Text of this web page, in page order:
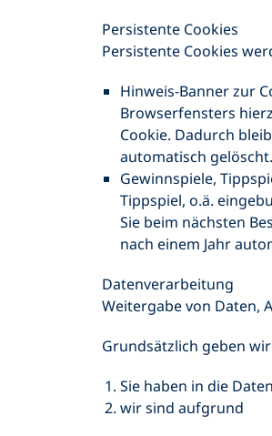
Persistente Cookies
Persistente Cookies
Hinweis-Banner zur
Browserfensters
Cookie. Dadurch
automatisch gelöscht.
Gewinnspiele,
Tippspiel, o.ä.
Sie beim nächsten
nach einem Jahr
Datenverarbeitung
Weitergabe von Daten,
Grundsätzlich geben
Sie haben in die
wir sind aufgrund